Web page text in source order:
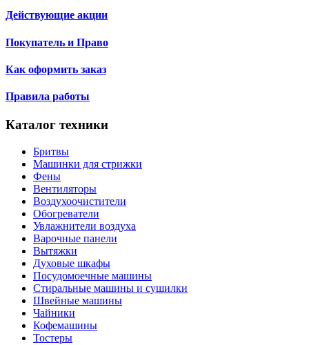
Действующие акции
Покупатель и Право
Как оформить заказ
Правила работы
Каталог техники
Бритвы
Машинки для стрижки
Фены
Вентиляторы
Воздухоочистители
Обогреватели
Увлажнители воздуха
Варочные панели
Вытяжки
Духовые шкафы
Посудомоечные машины
Стиральные машины и сушилки
Швейные машины
Чайники
Кофемашины
Тостеры